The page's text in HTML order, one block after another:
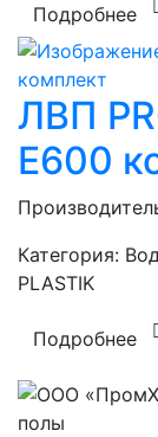
Подробнее
ЛВП
E600
Категория:
PLASTIK
Подробнее